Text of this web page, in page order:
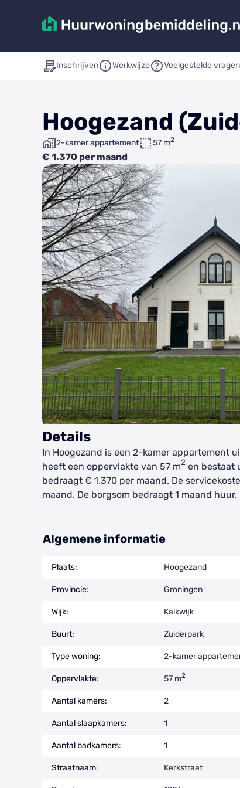
Inschrijven Werkwijze Veelgestelde vragen
Hoogezand
2-kamer appartement 57 m2
€ 1.370 per maand
Details
In Hoogezand is een 2-kamer appartement
heeft een oppervlakte van 57 m2 en bestaat
bedraagt € 1.370 per maand. De
maand. De borgsom bedraagt 1 maand
Algemene informatie
Plaats: Hoogezand
Provincie: Groningen
Wijk: Kalkwijk
Buurt: Zuiderpark
Type woning: 2-kamer
Oppervlakte: 57 m2
Aantal kamers: 2
Aantal slaapkamers: 1
Aantal badkamers: 1
Straatnaam: Kerkstraat